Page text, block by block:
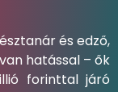
és edző,
hatással – ők
forinttal járó